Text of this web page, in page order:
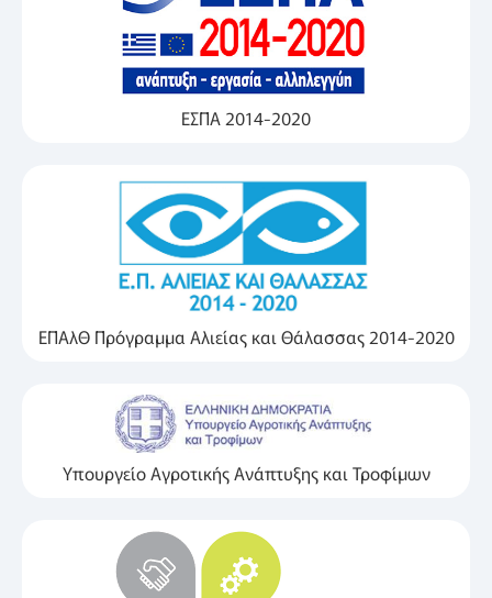
ΕΣΠΑ 2014-2020
ΕΠΑλΘ Πρόγραμμα Αλιείας και Θάλασσας 2014-2020
Υπουργείο Αγροτικής Ανάπτυξης και Τροφίμων